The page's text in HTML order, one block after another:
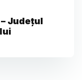
Județul